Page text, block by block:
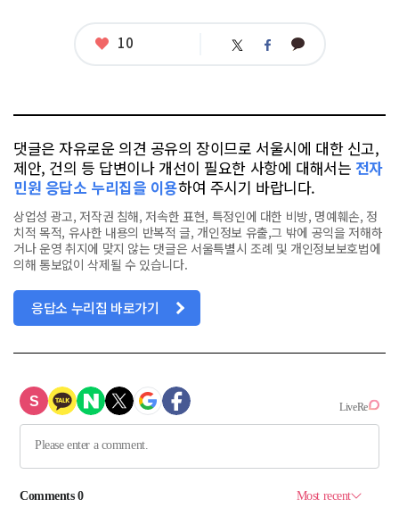
좋
10 트 페 카
댓글은 자유로운 의견 공유의 장이므로 서울시에 대한 신고,
제안, 건의 등 답변이나 개선이 필요한 사항에 대해서는 전자
민원 응답소 누리집을 이용하여 주시기 바랍니다.
상업성 광고, 저작권 침해, 저속한 표현, 특정인에 대한 비방, 명예훼손, 정
치적 목적, 유사한 내용의 반복적 글, 개인정보 유출,그 밖에 공익을 저해하
거나 운영 취지에 맞지 않는 댓글은 서울특별시 조례 및 개인정보보호법에
의해 통보없이 삭제될 수 있습니다.
응답소 누리집 바로가기